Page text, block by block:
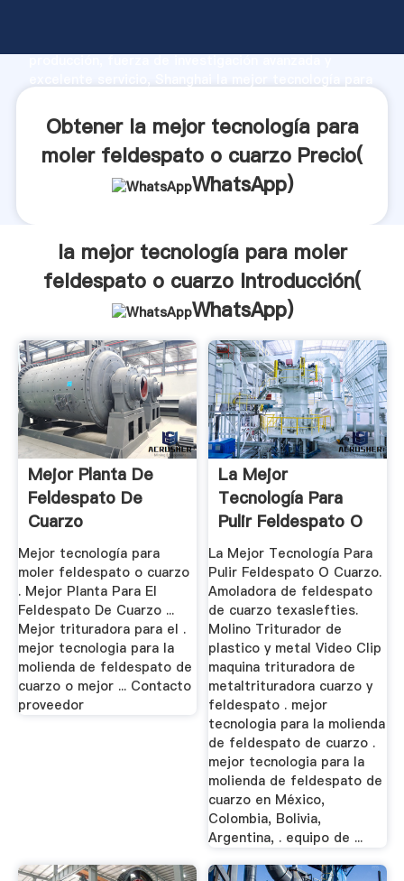
producción, fuerza de investigación avanzada y
aporta valores a todos los clientes.
Obtener la mejor tecnología para
moler feldespato o cuarzo Precio(
WhatsApp)
la mejor tecnología para moler
feldespato o cuarzo Introducción(
WhatsApp)
Mejor Planta De
Feldespato De
Cuarzo
Mejor tecnología para
moler feldespato o cuarzo
. Mejor Planta Para El
Feldespato De Cuarzo ...
Mejor trituradora para el .
mejor tecnologia para la
molienda de feldespato de
cuarzo o mejor ... Contacto
proveedor
La Mejor
Tecnología Para
Pulir Feldespato O
Cuarzo
La Mejor Tecnología Para
Pulir Feldespato O Cuarzo.
Amoladora de feldespato
de cuarzo texaslefties.
Molino Triturador de
plastico y metal Video Clip
maquina trituradora de
metaltrituradora cuarzo y
feldespato . mejor
tecnologia para la molienda
de feldespato de cuarzo .
mejor tecnologia para la
molienda de feldespato de
cuarzo en México,
Colombia, Bolivia,
Argentina, . equipo de ...